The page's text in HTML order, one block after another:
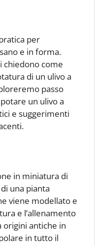
per
e in forma.
chiedono come
di un ulivo a
passo
un ulivo a
e suggerimenti
in miniatura di
una pianta
viene modellato e
e l’allenamento
origini antiche in
in tutto il